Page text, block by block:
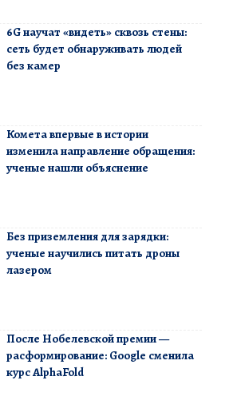
6G научат «видеть» сквозь стены:
сеть будет обнаруживать людей
без камер
Комета впервые в истории
изменила направление обращения:
ученые нашли объяснение
Без приземления для зарядки:
ученые научились питать дроны
лазером
После Нобелевской премии —
расформирование: Google сменила
курс AlphaFold